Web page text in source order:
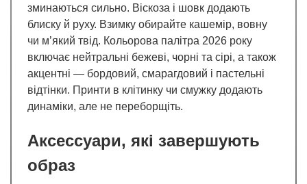
зминаються сильно. Віскоза і шовк додають
блиску й руху. Взимку обирайте кашемір, вовну
чи м’який твід. Кольорова палітра 2026 року
включає нейтральні бежеві, чорні та сірі, а також
акцентні — бордовий, смарагдовий і пастельні
відтінки. Принти в клітинку чи смужку додають
динаміки, але не переборщіть.
Аксессуари, які завершують
образ